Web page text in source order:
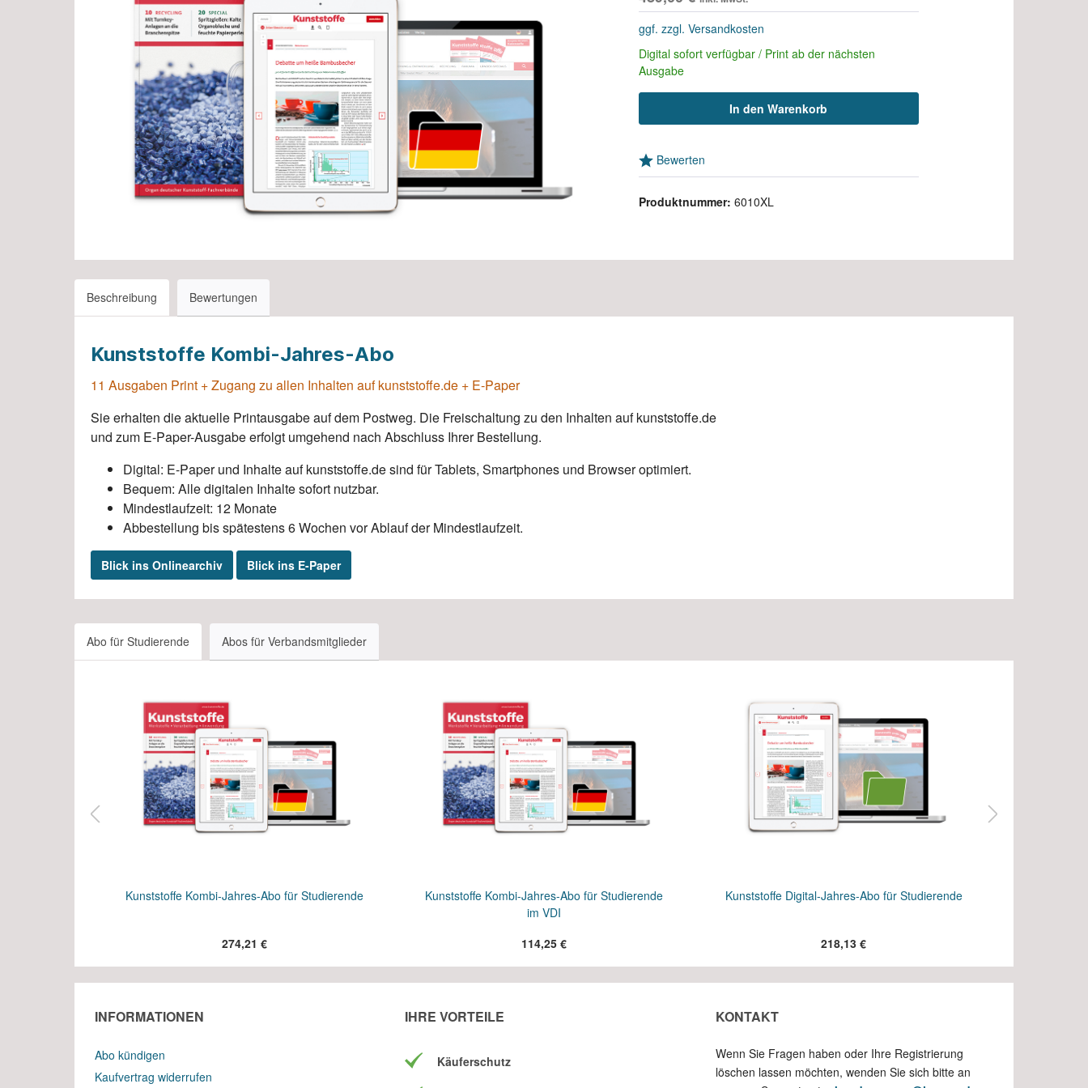
Abos für Studierende
Subscriptions for association
Subscriptions for students
ggf. zzgl. Versandkosten
Digital sofort verfügbar / Print ab der nächsten
Ausgabe
In den Warenkorb
Bewerten
Produktnummer: 6010XL
Beschreibung Bewertungen
Kunststoffe Kombi-Jahres-Abo
11 Ausgaben Print + Zugang zu allen Inhalten auf kunststoffe.de + E-Paper
Sie erhalten die aktuelle Printausgabe auf dem Postweg. Die Freischaltung zu den Inhalten auf kunststoffe.de
und zum E-Paper-Ausgabe erfolgt umgehend nach Abschluss Ihrer Bestellung.
Digital: E-Paper und Inhalte auf kunststoffe.de sind für Tablets, Smartphones und Browser optimiert.
Bequem: Alle digitalen Inhalte sofort nutzbar.
Mindestlaufzeit: 12 Monate
Abbestellung bis spätestens 6 Wochen vor Ablauf der Mindestlaufzeit.
Blick ins Onlinearchiv Blick ins E-Paper
Abo für Studierende Abos für Verbandsmitglieder
Kunststoffe Kombi-Jahres-Abo für Studierende
274,21 €
Kunststoffe Kombi-Jahres-Abo für Studierende
im VDI
114,25 €
Kunststoffe Digital-Jahres-Abo für Studierende
218,13 €
INFORMATIONEN
Abo kündigen
Kaufvertrag widerrufen
IHRE VORTEILE
Käuferschutz
KONTAKT
Wenn Sie Fragen haben oder Ihre Registrierung
löschen lassen möchten, wenden Sie sich bitte an